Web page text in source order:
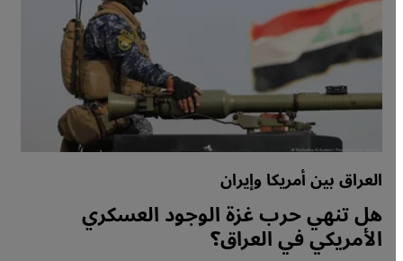
العراق بين أمريكا وإيران
هل تنهي حرب غزة الوجود العسكري
الأمريكي في العراق؟